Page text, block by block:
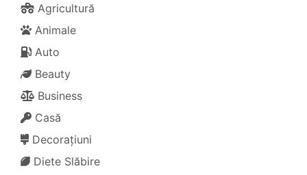
Agricultură
Animale
Auto
Beauty
Business
Casă
Decorațiuni
Diete Slăbire